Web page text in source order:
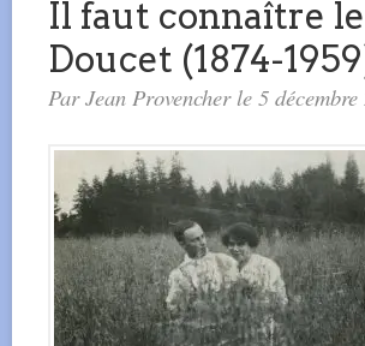
Il faut connaître
Doucet (1874-
Par Jean Provencher le 5 décembre